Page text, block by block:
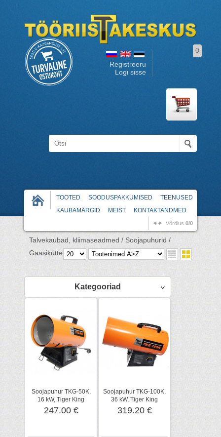
Registreeru
Logi sisse
0
TOOTED SOODUSPAKKUMISED
TEENUSED
KAUBAMÄRGID
MEIST KONTAKTANDMED
Võrdlus 0/0
Talvekaubad, kliimaseadmed / Soojapuhurid /
Gaasiküttega /
Kategooriad
Soojapuhur TKG-50K,
16 kW, Tiger King
247.00 €
Soojapuhur TKG-100K,
36 kW, Tiger King
319.20 €